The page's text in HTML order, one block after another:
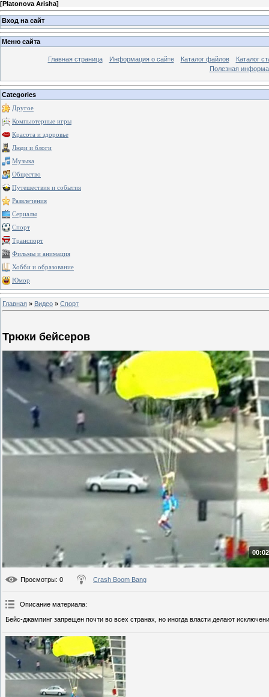
[Platonova Arisha]
Вход на сайт
Меню сайта
Главная страница Информация о сайте Каталог файлов
Каталог
Полезная
Categories
Другое
Компьютерные игры
Красота и здоровье
Люди и блоги
Музыка
Общество
Путешествия и события
Развлечения
Сериалы
Спорт
Транспорт
Фильмы и анимация
Хобби и образование
Юмор
Главная » Видео » Спорт
Трюки бейсеров
Просмотры: 0 Crash Boom Bang
Описание материала:
Бейс-джампинг запрещен почти во всех странах, но иногда власти делают